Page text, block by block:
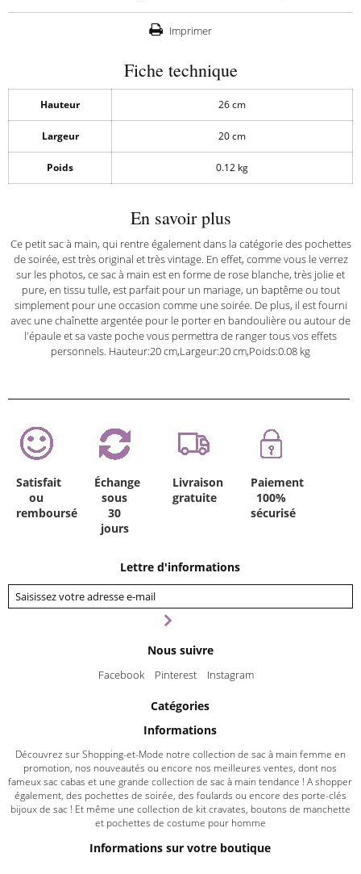
Imprimer
Fiche technique
Hauteur 26 cm
Largeur 20 cm
Poids 0.12 kg
En savoir plus
Ce petit sac à main, qui rentre également dans la catégorie des pochettes
de soirée, est très original et très vintage. En effet, comme vous le verrez
sur les photos, ce sac à main est en forme de rose blanche, très jolie et
pure, en tissu tulle, est parfait pour un mariage, un baptême ou tout
simplement pour une occasion comme une soirée. De plus, il est fourni
avec une chaînette argentée pour le porter en bandoulière ou autour de
l'épaule et sa vaste poche vous permettra de ranger tous vos effets
personnels. Hauteur:20 cm,Largeur:20 cm,Poids:0.08 kg
Satisfait
ou
remboursé
Échange
sous
30
jours
Livraison
gratuite
Paiement
100%
sécurisé
Lettre d'informations
Nous suivre
Facebook Pinterest Instagram
Catégories
Informations
Découvrez sur Shopping-et-Mode notre collection de sac à main femme en
promotion, nos nouveautés ou encore nos meilleures ventes, dont nos
fameux sac cabas et une grande collection de sac à main tendance ! A shopper
également, des pochettes de soirée, des foulards ou encore des porte-clés
bijoux de sac ! Et même une collection de kit cravates, boutons de manchette
et pochettes de costume pour homme
Informations sur votre boutique